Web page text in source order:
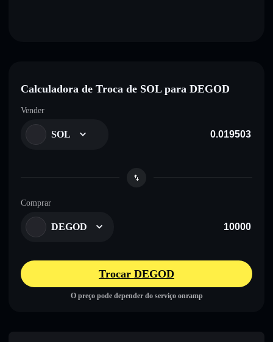
Calculadora de Troca de SOL para DEGOD
Vender
SOL
Comprar
DEGOD
Trocar DEGOD
O preço pode depender do serviço onramp